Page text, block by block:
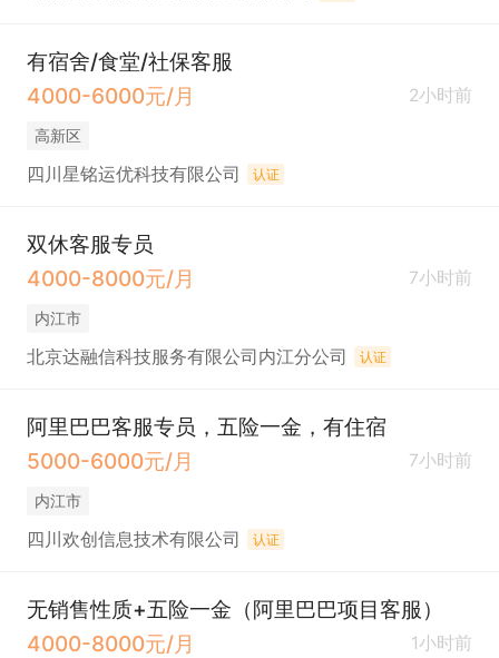
有宿舍/食堂/社保客服
4000-6000元/月
2小时前
高新区
四川星铭运优科技有限公司 认证
双休客服专员
4000-8000元/月
7小时前
内江市
北京达融信科技服务有限公司内江分公司 认证
阿里巴巴客服专员，五险一金，有住宿
5000-6000元/月
7小时前
内江市
四川欢创信息技术有限公司 认证
无销售性质+五险一金（阿里巴巴项目客服）
4000-8000元/月
1小时前